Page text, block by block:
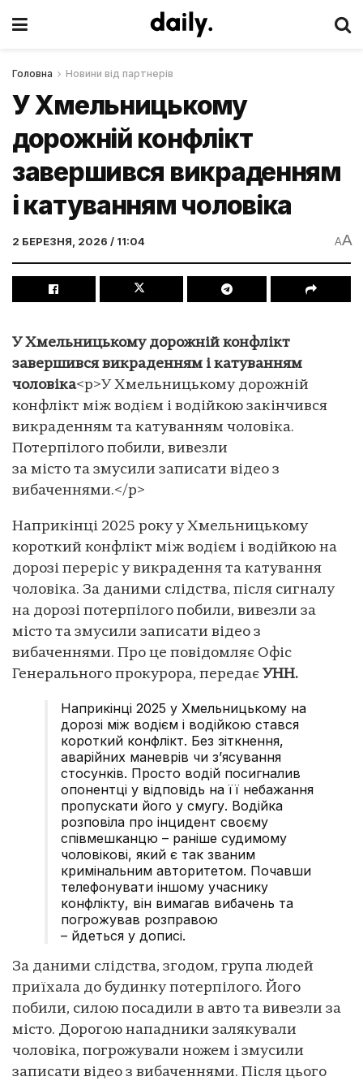
Головна Новини від партнерів
У Хмельницькому
дорожній конфлікт
завершився викраденням
і катуванням чоловіка
2 БЕРЕЗНЯ, 2026 / 11:04 AA
У Хмельницькому дорожній конфлікт
завершився викраденням і катуванням
чоловіка<p>У Хмельницькому дорожній
конфлікт між водієм і водійкою закінчився
викраденням та катуванням чоловіка.
Потерпілого побили, вивезли
за місто та змусили записати відео з
вибаченнями.</p>
Наприкінці 2025 року у Хмельницькому
короткий конфлікт між водієм і водійкою на
дорозі переріс у викрадення та катування
чоловіка. За даними слідства, після сигналу
на дорозі потерпілого побили, вивезли за
місто та змусили записати відео з
вибаченнями. Про це повідомляє Офіс
Генерального прокурора, передає УНН.
Наприкінці 2025 у Хмельницькому на
дорозі між водієм і водійкою стався
короткий конфлікт. Без зіткнення,
аварійних маневрів чи зʼясування
стосунків. Просто водій посигналив
опонентці у відповідь на її небажання
пропускати його у смугу. Водійка
розповіла про інцидент своєму
співмешканцю – раніше судимому
чоловікові, який є так званим
кримінальним авторитетом. Почавши
телефонувати іншому учаснику
конфлікту, він вимагав вибачень та
погрожував розправою
– йдеться у дописі.
За даними слідства, згодом, група людей
приїхала до будинку потерпілого. Його
побили, силою посадили в авто та вивезли за
місто. Дорогою нападники залякували
чоловіка, погрожували ножем і змусили
записати відео з вибаченнями. Після цього